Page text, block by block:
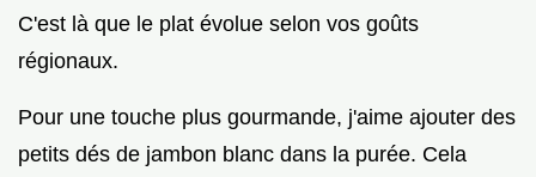
C'est là que le plat évolue selon vos goûts
régionaux.
Pour une touche plus gourmande, j'aime ajouter des
petits dés de jambon blanc dans la purée. Cela